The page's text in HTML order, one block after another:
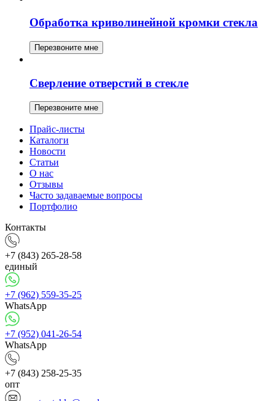
Обработка криволинейной кромки стекла
Перезвоните мне
Сверление отверстий в стекле
Перезвоните мне
Прайс-листы
Каталоги
Новости
Статьи
О нас
Отзывы
Часто задаваемые вопросы
Портфолио
Контакты
+7 (843) 265-28-58
единый
+7 (962) 559-35-25
WhatsApp
+7 (952) 041-26-54
WhatsApp
+7 (843) 258-25-35
опт